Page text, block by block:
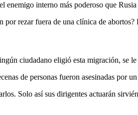
enemigo interno más poderoso que
por rezar fuera de una clínica de abortos?
ciudadano eligió esta migración, se
de personas fueron asesinadas por
Solo así sus dirigentes actuarán